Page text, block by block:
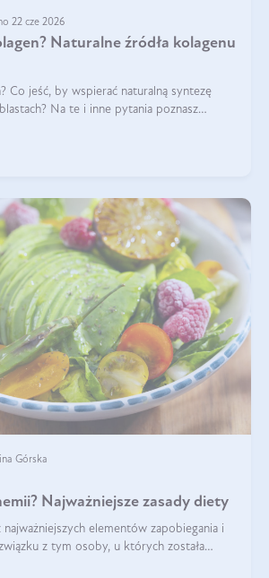
22 cze 2026
Naturalne źródła kolagenu
Co jeść, by wspierać naturalną syntezę
Na te i inne pytania poznasz
Górska
Najważniejsze zasady diety
elementów zapobiegania i
z tym osoby, u których została